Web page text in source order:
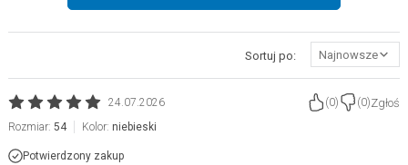
Sortuj po: Najnowsze
24.07.2026 (0) (0)Zgłoś
Rozmiar: 54 Kolor: niebieski
Potwierdzony zakup